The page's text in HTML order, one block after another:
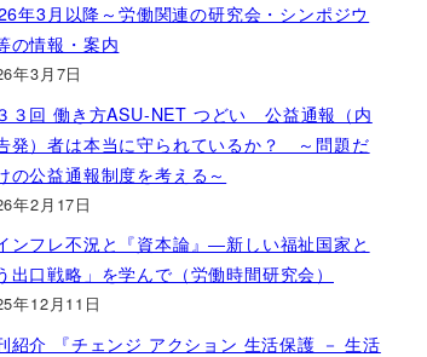
年3月以降～労働関連の研究会・シンポジウ
の情報・案内
年3月7日
３回 働き方ASU-NET つどい 公益通報（内
発）者は本当に守られているか？ ～問題だ
の公益通報制度を考える～
年2月17日
ンフレ不況と『資本論』―新しい福祉国家と
出口戦略」を学んで（労働時間研究会）
年12月11日
紹介 『チェンジ アクション 生活保護 － 生活